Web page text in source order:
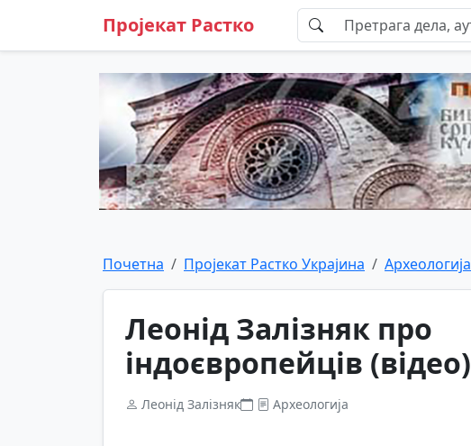
Пројекат Растко
Почетна Пројекат Растко Украјина Археологија
Леонід Залізняк про
індоєвропейців (відео)
Леонід Залізняк Археологија